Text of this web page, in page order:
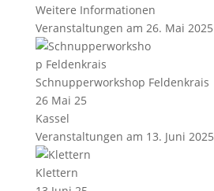
Weitere Informationen
Veranstaltungen am 26. Mai 2025
Schnupperworkshop Feldenkrais
26 Mai 25
Kassel
Veranstaltungen am 13. Juni 2025
Klettern